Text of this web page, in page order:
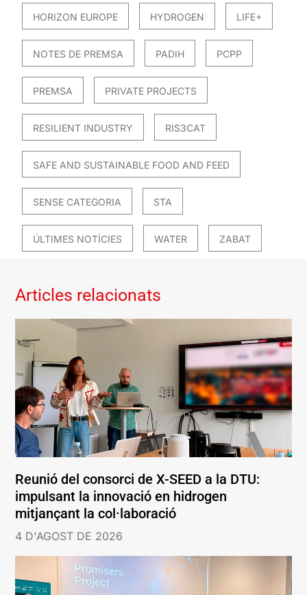
HORIZON EUROPE HYDROGEN LIFE+
NOTES DE PREMSA PADIH PCPP
PREMSA PRIVATE PROJECTS
RESILIENT INDUSTRY RIS3CAT
SAFE AND SUSTAINABLE FOOD AND FEED
SENSE CATEGORIA STA
ÚLTIMES NOTÍCIES WATER ZABAT
Articles relacionats
Reunió del consorci de X-SEED a la DTU:
impulsant la innovació en hidrogen
mitjançant la col·laboració
4 D'AGOST DE 2026